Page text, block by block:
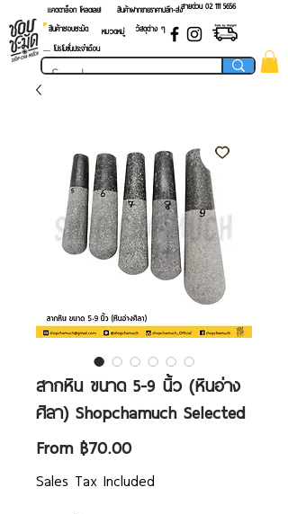
แคตตาล็อก โหลดเลย! สายด่วน 02 ​111 5656
สินค้าฝากขายราคาปลีก-ส่ง
สินค้าชอบชะมัด
หมวดหมู่
วัสดุต่าง ๆ
.... โปรโมชั่นประจำเดือน
สากหิน ขนาด 5-9 นิ้ว (หินอ่าง
ศิลา) Shopchamuch Selected
From ฿70.00Sale
Price
Sales Tax Included